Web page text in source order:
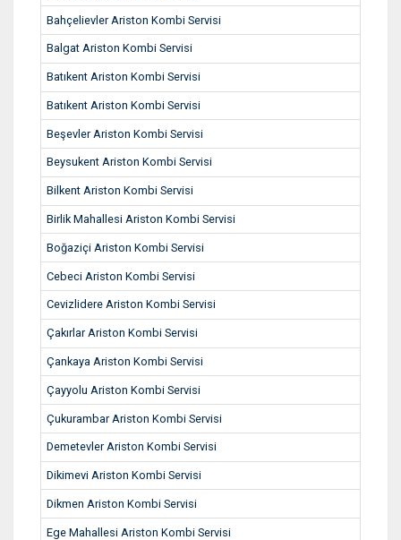
Bahçelievler Ariston Kombi Servisi
Balgat Ariston Kombi Servisi
Batıkent Ariston Kombi Servisi
Batıkent Ariston Kombi Servisi
Beşevler Ariston Kombi Servisi
Beysukent Ariston Kombi Servisi
Bilkent Ariston Kombi Servisi
Birlik Mahallesi Ariston Kombi Servisi
Boğaziçi Ariston Kombi Servisi
Cebeci Ariston Kombi Servisi
Cevizlidere Ariston Kombi Servisi
Çakırlar Ariston Kombi Servisi
Çankaya Ariston Kombi Servisi
Çayyolu Ariston Kombi Servisi
Çukurambar Ariston Kombi Servisi
Demetevler Ariston Kombi Servisi
Dikimevi Ariston Kombi Servisi
Dikmen Ariston Kombi Servisi
Ege Mahallesi Ariston Kombi Servisi